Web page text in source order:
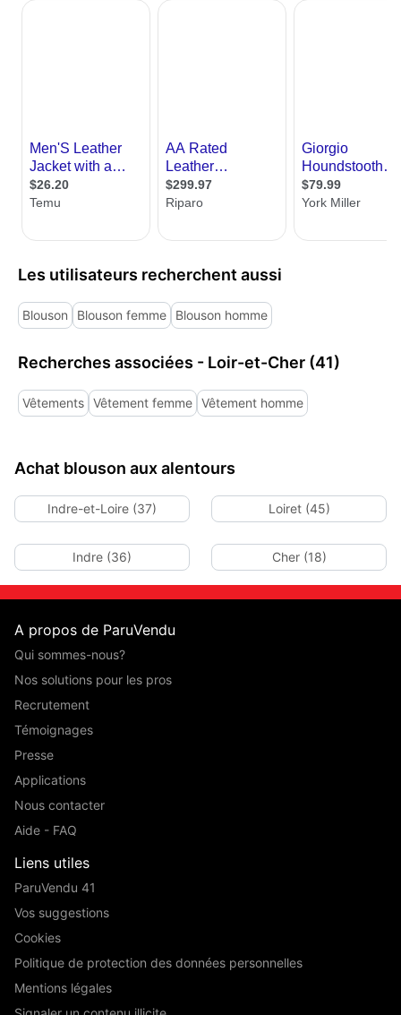
Les utilisateurs recherchent aussi
Blouson Blouson femme Blouson homme
Recherches associées - Loir-et-Cher (41)
Vêtements Vêtement femme Vêtement homme
Achat blouson aux alentours
Indre-et-Loire (37) Loiret (45)
Indre (36) Cher (18)
A propos de ParuVendu
Qui sommes-nous?
Nos solutions pour les pros
Recrutement
Témoignages
Presse
Applications
Nous contacter
Aide - FAQ
Liens utiles
ParuVendu 41
Vos suggestions
Cookies
Politique de protection des données personnelles
Mentions légales